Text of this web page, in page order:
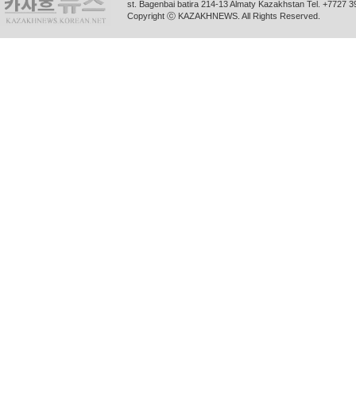
st. Bagenbai batira 214-13 Almaty Kazakhstan Tel. +7727
Copyright ⓒ KAZAKHNEWS. All Rights Reserved.